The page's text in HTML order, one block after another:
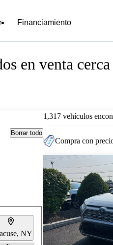
Financiamiento
en venta cerca
Borrar todo
NY
1,317 vehículos
Compra con